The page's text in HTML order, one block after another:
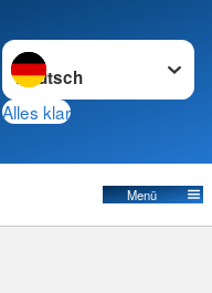
Sprache wechseln zu
Alles klar
Menü